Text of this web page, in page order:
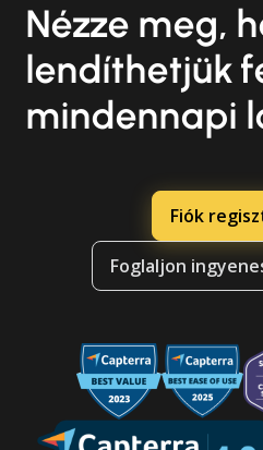
Nézze meg,
lendíthetjük
mindennapi
Fiók
Foglaljon